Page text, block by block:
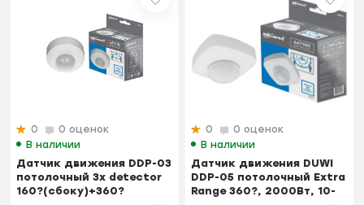
0
0 оценок
В наличии
Датчик движения DDP-03
потолочный 3x detector
160?(сбоку)+360?
0
0 оценок
В наличии
Датчик движения DUWI
DDP-05 потолочный Extra
Range 360?, 2000Вт, 10-